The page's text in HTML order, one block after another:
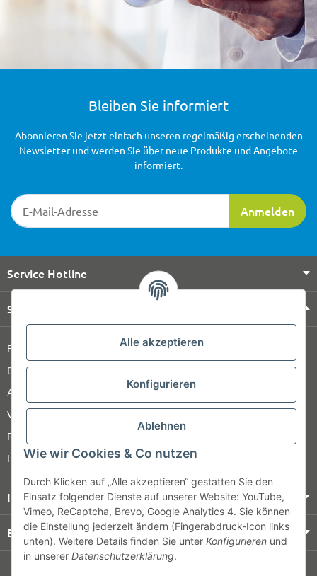
Alle akzeptieren
Konfigurieren
Ablehnen
Wie wir Cookies & Co nutzen
Durch Klicken auf „Alle akzeptieren“ gestatten Sie den
Einsatz folgender Dienste auf unserer Website: YouTube,
Vimeo, ReCaptcha, Brevo, Google Analytics 4. Sie können
die Einstellung jederzeit ändern (Fingerabdruck-Icon links
unten). Weitere Details finden Sie unter Konfigurieren und
in unserer Datenschutzerklärung.
Bleiben Sie informiert
Newsletter-Registrierung
Anmelden
Abonnieren Sie jetzt einfach unseren regelmäßig erscheinenden
Newsletter und werden Sie über neue Produkte und Angebote
informiert.
Service Hotline
Shop Service
Barrierefreiheitserklärung
Datenschutz
AGB
Versandinformationen
Retour
Impressum
Informationen
Bezahlung & Versand
© HOZ MEDI WERK